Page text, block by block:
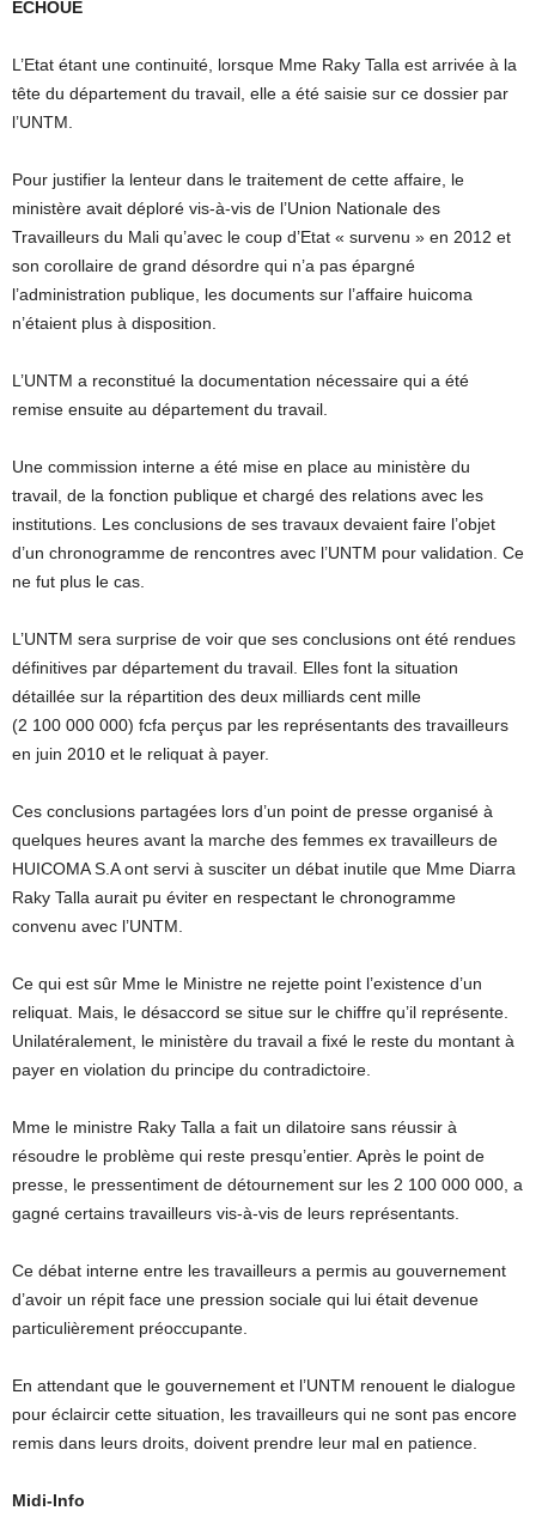
ECHOUE
L’Etat étant une continuité, lorsque Mme Raky Talla est arrivée à la
tête du département du travail, elle a été saisie sur ce dossier par
l’UNTM.
Pour justifier la lenteur dans le traitement de cette affaire, le
ministère avait déploré vis-à-vis de l’Union Nationale des
Travailleurs du Mali qu’avec le coup d’Etat « survenu » en 2012 et
son corollaire de grand désordre qui n’a pas épargné
l’administration publique, les documents sur l’affaire huicoma
n’étaient plus à disposition.
L’UNTM a reconstitué la documentation nécessaire qui a été
remise ensuite au département du travail.
Une commission interne a été mise en place au ministère du
travail, de la fonction publique et chargé des relations avec les
institutions. Les conclusions de ses travaux devaient faire l’objet
d’un chronogramme de rencontres avec l’UNTM pour validation. Ce
ne fut plus le cas.
L’UNTM sera surprise de voir que ses conclusions ont été rendues
définitives par département du travail. Elles font la situation
détaillée sur la répartition des deux milliards cent mille
(2 100 000 000) fcfa perçus par les représentants des travailleurs
en juin 2010 et le reliquat à payer.
Ces conclusions partagées lors d’un point de presse organisé à
quelques heures avant la marche des femmes ex travailleurs de
HUICOMA S.A ont servi à susciter un débat inutile que Mme Diarra
Raky Talla aurait pu éviter en respectant le chronogramme
convenu avec l’UNTM.
Ce qui est sûr Mme le Ministre ne rejette point l’existence d’un
reliquat. Mais, le désaccord se situe sur le chiffre qu’il représente.
Unilatéralement, le ministère du travail a fixé le reste du montant à
payer en violation du principe du contradictoire.
Mme le ministre Raky Talla a fait un dilatoire sans réussir à
résoudre le problème qui reste presqu’entier. Après le point de
presse, le pressentiment de détournement sur les 2 100 000 000, a
gagné certains travailleurs vis-à-vis de leurs représentants.
Ce débat interne entre les travailleurs a permis au gouvernement
d’avoir un répit face une pression sociale qui lui était devenue
particulièrement préoccupante.
En attendant que le gouvernement et l’UNTM renouent le dialogue
pour éclaircir cette situation, les travailleurs qui ne sont pas encore
remis dans leurs droits, doivent prendre leur mal en patience.
Midi-Info